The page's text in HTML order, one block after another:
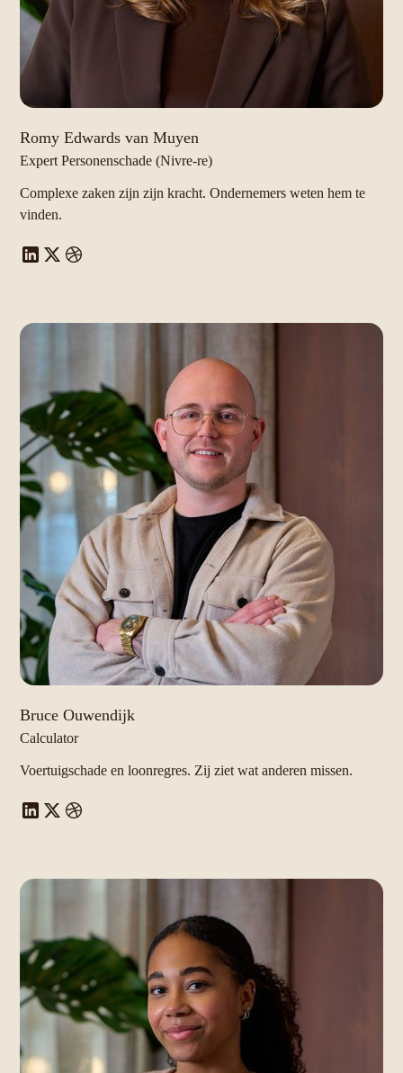
Romy Edwards van Muyen
Expert Personenschade (Nivre-re)
Complexe zaken zijn zijn kracht. Ondernemers weten hem te
vinden.
Bruce Ouwendijk
Calculator
Voertuigschade en loonregres. Zij ziet wat anderen missen.